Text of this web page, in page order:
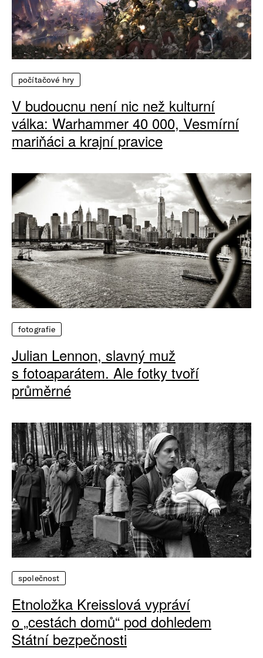
počítačové hry
V budoucnu není nic než kulturní
válka: Warhammer 40 000, Vesmírní
mariňáci a krajní pravice
fotografie
Julian Lennon, slavný muž
s fotoaparátem. Ale fotky tvoří
průměrné
společnost
Etnoložka Kreisslová vypráví
o „cestách domů“ pod dohledem
Státní bezpečnosti